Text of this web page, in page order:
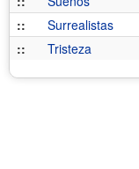
::
Surrealistas
::
Tristeza